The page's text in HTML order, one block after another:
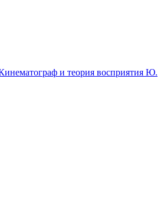
и теория восприятия Ю.